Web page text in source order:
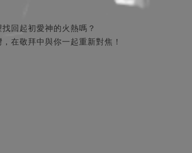
回起初愛神的火熱嗎？
在敬拜中與你一起重新對焦！